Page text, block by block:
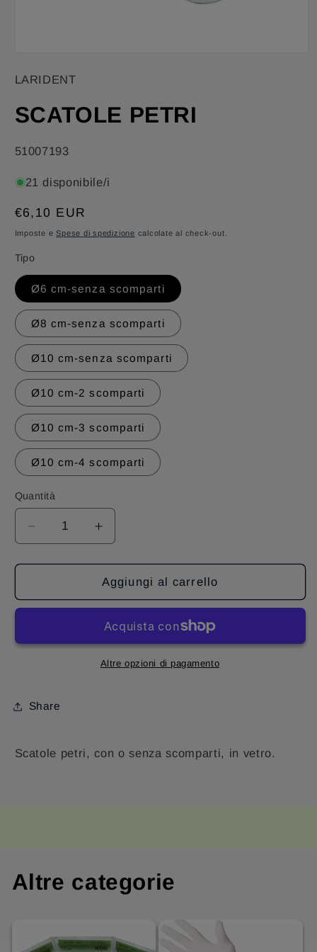
multimediali
finestra
modale
LARIDENT
SCATOLE PETRI
SKU:
51007193
21 disponibile/i
Prezzo
di
€6,10 EUR
Imposte eSpese di spedizione calcolate al check-out.
Tipo
Ø6 cm-senza scomparti
Ø8 cm-senza scomparti
Ø10 cm-senza scomparti
Ø10 cm-2 scomparti
Ø10 cm-3 scomparti
Ø10 cm-4 scomparti
Quantità
Diminuisci
quantità
per
PETRI
Aumenta
quantità
per
SCATOLE
PETRI
Aggiungi al carrello
Altre opzioni di pagamento
Share
Scatole petri, con o senza scomparti, in vetro.
Altre categorie